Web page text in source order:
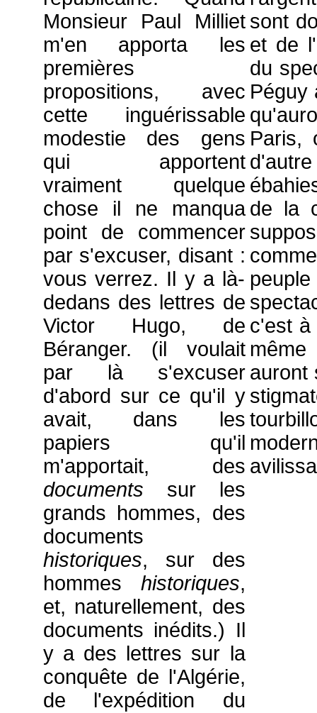
Monsieur Paul Milliet
m'en apporta les
premières
propositions, avec
cette inguérissable
modestie des gens
qui apportent
vraiment quelque
chose il ne manqua
point de commencer
par s'excuser, disant :
vous verrez. Il y a là-
dedans des lettres de
Victor Hugo, de
Béranger. (il voulait
par là s'excuser
d'abord sur ce qu'il y
avait, dans les
papiers qu'il
m'apportait, des
documents sur les
grands hommes, des
documents
historiques, sur des
hommes historiques,
et, naturellement, des
documents inédits.) Il
y a des lettres sur la
conquête de l'Algérie,
de l'expédition du
sont
et de
du
Péguy
Paris,
de la
c'est à
auront